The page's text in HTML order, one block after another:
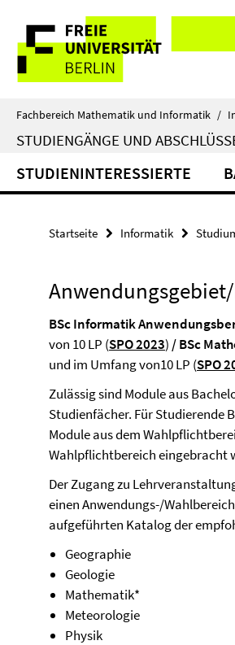
direkt
Inhalt
Service-
Navigation
Fachbereich Mathematik und Informatik /
STUDIENGÄNGE UND
STUDIENINTERESSIERTE
Startseite Informatik
BSc Informatik
von 10 LP (SPO 2023) /BSc
und im Umfang von10 LP (SPO
Zulässig sind Module aus
Studienfächer. Für Studierende
Module aus dem
Wahlpflichtbereich eingebracht
Der Zugang zu
einen Anwendungs-/
aufgeführten Katalog der
Geographie
Geologie
Mathematik*
Meteorologie
Physik